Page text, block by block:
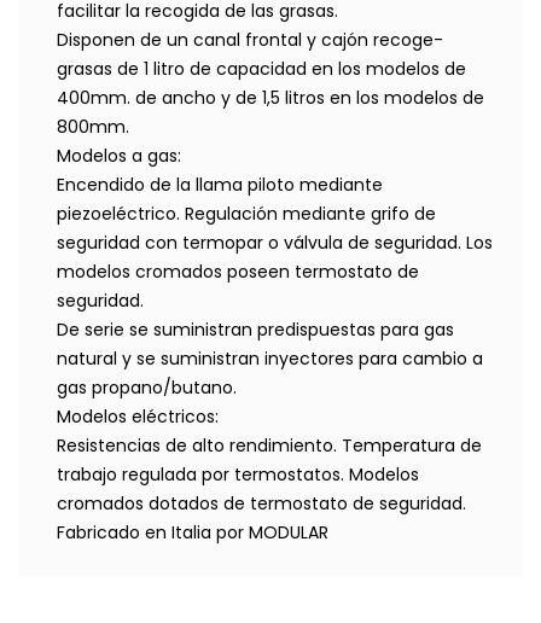
facilitar la recogida de las grasas.
Disponen de un canal frontal y cajón recoge-
grasas de 1 litro de capacidad en los modelos de
400mm. de ancho y de 1,5 litros en los modelos de
800mm.
Modelos a gas:
Encendido de la llama piloto mediante
piezoeléctrico. Regulación mediante grifo de
seguridad con termopar o válvula de seguridad. Los
modelos cromados poseen termostato de
seguridad.
De serie se suministran predispuestas para gas
natural y se suministran inyectores para cambio a
gas propano/butano.
Modelos eléctricos:
Resistencias de alto rendimiento. Temperatura de
trabajo regulada por termostatos. Modelos
cromados dotados de termostato de seguridad.
Fabricado en Italia por MODULAR